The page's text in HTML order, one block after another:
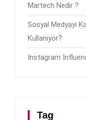
Martech Nedir ?
Sosyal Medyayı
Kullanıyor?
Instagram
Tag